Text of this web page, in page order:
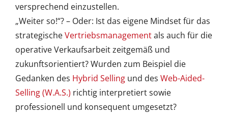
versprechend einzustellen.
„Weiter so!“? – Oder: Ist das eigene Mindset für das
strategischeVertriebsmanagementals auch für die
operative Verkaufsarbeit zeitgemäß und
zukunftsorientiert? Wurden zum Beispiel die
Gedanken des Hybrid Sellingund des Web-Aided-
Selling (W.A.S.) richtig interpretiert sowie
professionell und konsequent umgesetzt?